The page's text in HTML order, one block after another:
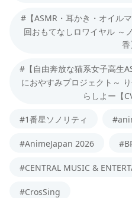
#【ASMR・耳かき・オイル
回おもてなしロワイヤル ～
香
#【自由奔放な猫系女子高生
におやすみプロジェクト～
らしよー【
#1番星ソノリティ
#AnimeJapan 2026
#CENTRAL MUSIC &
#CrosSing